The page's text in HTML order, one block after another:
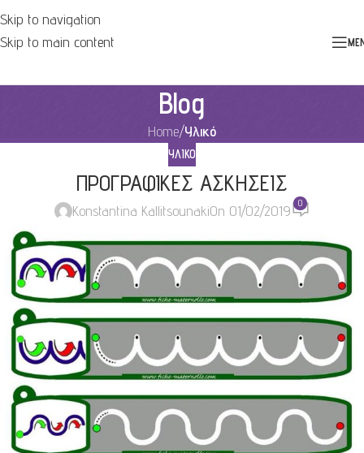
Skip to navigation
Skip to main content
Blog
Home/Υλικό
ΥΛΙΚΌ
ΠΡΟΓΡΑΦΙΚΕΣ ΑΣΚΗΣΕΙΣ
Konstantina KallitsounakiOn 01/02/2019 0